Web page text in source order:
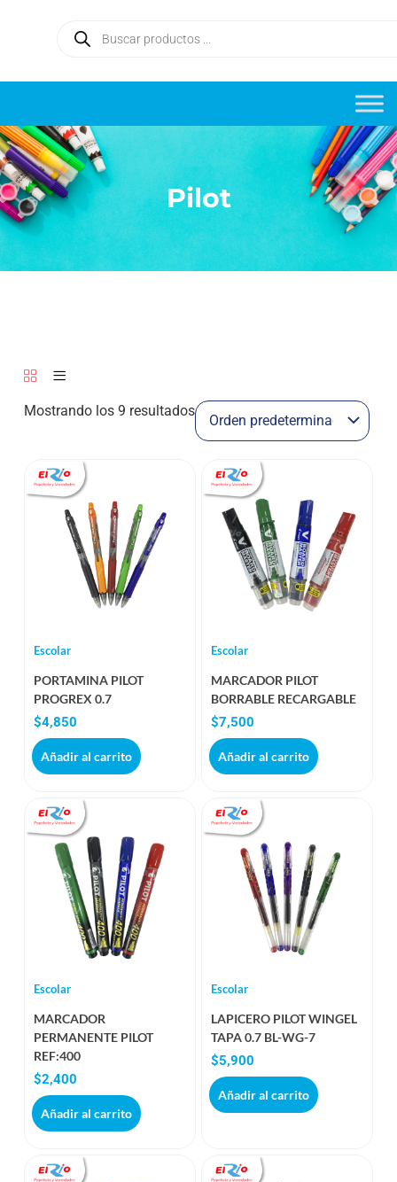
Pilot
Mostrando los 9 resultados
Escolar
PORTAMINA PILOT
PROGREX 0.7
$4,850
Añadir al carrito
Escolar
MARCADOR PILOT
BORRABLE RECARGABLE
$7,500
Añadir al carrito
Escolar
MARCADOR
PERMANENTE PILOT
REF:400
$2,400
Añadir al carrito
Escolar
LAPICERO PILOT WINGEL
TAPA 0.7 BL-WG-7
$5,900
Añadir al carrito